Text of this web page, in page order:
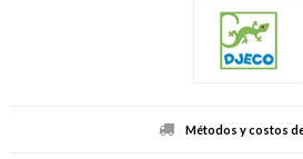
Métodos y costos